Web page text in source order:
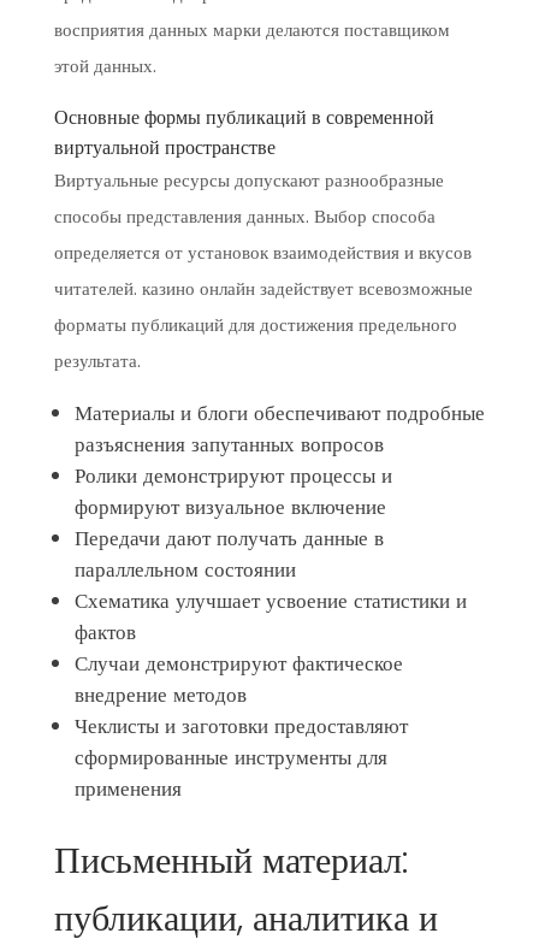
восприятия данных марки делаются поставщиком
этой данных.
Основные формы публикаций в современной
виртуальной пространстве
Виртуальные ресурсы допускают разнообразные
способы представления данных. Выбор способа
определяется от установок взаимодействия и вкусов
читателей. казино онлайн задействует всевозможные
форматы публикаций для достижения предельного
результата.
Материалы и блоги обеспечивают подробные
разъяснения запутанных вопросов
Ролики демонстрируют процессы и
формируют визуальное включение
Передачи дают получать данные в
параллельном состоянии
Схематика улучшает усвоение статистики и
фактов
Случаи демонстрируют фактическое
внедрение методов
Чеклисты и заготовки предоставляют
сформированные инструменты для
применения
Письменный материал:
публикации, аналитика и